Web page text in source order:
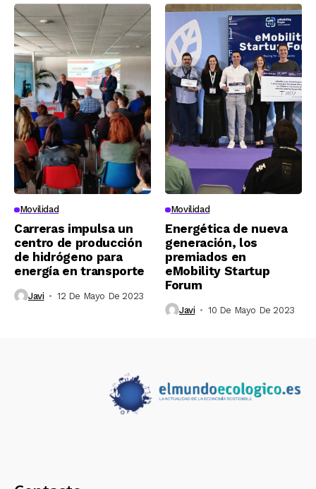
Movilidad
Carreras impulsa un
centro de producción
de hidrógeno para
energía en transporte
Javi 12 De Mayo De 2023
Movilidad
Energética de nueva
generación, los
premiados en
eMobility Startup
Forum
Javi 10 De Mayo De 2023